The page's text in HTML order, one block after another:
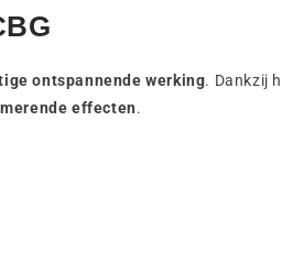
ontspannende werking. Dankzij
effecten.